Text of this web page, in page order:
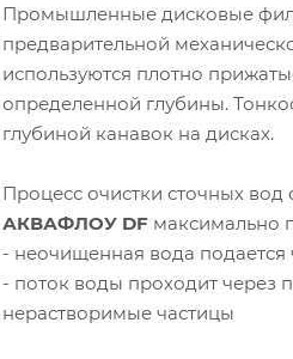
Промышленные дисковые
предварительной
используются плотно
определенной глубины.
глубиной канавок на дисках.
Процесс очистки сточных
АКВАФЛОУ DF максимально
- неочищенная вода подается
- поток воды проходит через
нерастворимые частицы